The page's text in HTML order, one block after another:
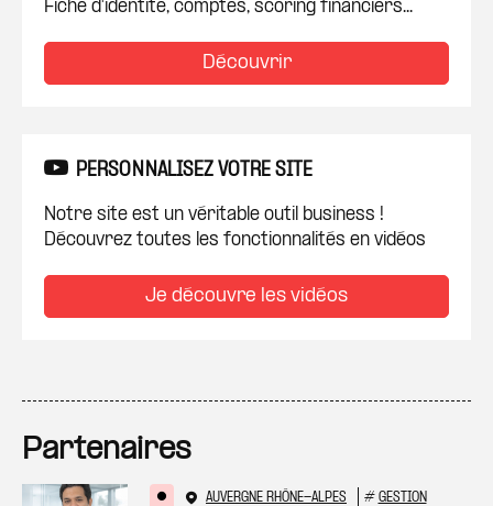
Fiche d'identité, comptes, scoring financiers...
Découvrir
PERSONNALISEZ VOTRE SITE
Notre site est un véritable outil business !
Découvrez toutes les fonctionnalités en vidéos
Je découvre les vidéos
Partenaires
AUVERGNE RHÔNE-ALPES # GESTION